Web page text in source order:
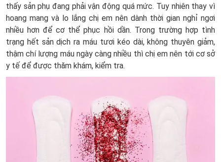
thấy sản phụ đang phải vận động quá mức. Tuy nhiên thay vì
hoang mang và lo lắng chị em nên dành thời gian nghỉ ngơi
nhiều hơn để cơ thể phục hồi dần. Trong trường hợp tình
trạng hết sản dịch ra máu tươi kéo dài, không thuyên giảm,
thậm chí lượng máu ngày càng nhiều thì chị em nên tới cơ sở
y tế để được thăm khám, kiểm tra.